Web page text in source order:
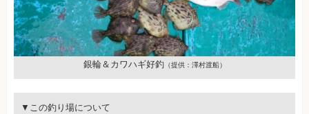
銀輪＆カワハギ好釣 （提供：澤村渡船）
▼この釣り場について